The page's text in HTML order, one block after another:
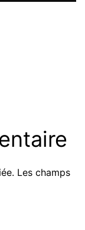
Les champs